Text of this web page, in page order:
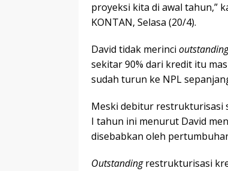
proyeksi kita di awal tahun,”
KONTAN, Selasa (20/4).
David tidak merinci
sekitar 90% dari kredit itu
sudah turun ke NPL
Meski debitur restrukturisasi
I tahun ini menurut David
disebabkan oleh
Outstandingrestrukturisasi